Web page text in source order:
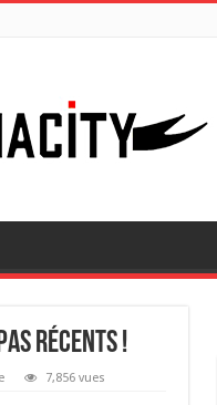
récents !
7,856 vues